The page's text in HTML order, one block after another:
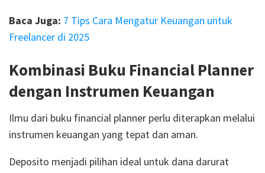
Baca Juga: 7 Tips Cara Mengatur Keuangan untuk
Freelancer di 2025
Kombinasi Buku Financial Planner
dengan Instrumen Keuangan
Ilmu dari buku financial planner perlu diterapkan melalui
instrumen keuangan yang tepat dan aman.
Deposito menjadi pilihan ideal untuk dana darurat